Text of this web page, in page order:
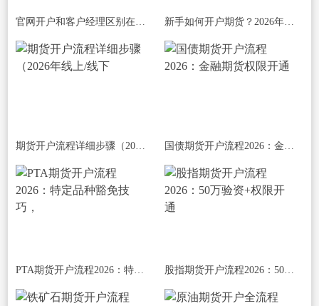
官网开户和客户经理区别在哪？优劣势全 新手如何开户期货？2026年保姆级避坑指南
期货开户流程详细步骤（2026年线上/线下 国债期货开户流程2026：金融期货权限开通
PTA期货开户流程2026：特定品种豁免技巧， 股指期货开户流程2026：50万验资+权限开通